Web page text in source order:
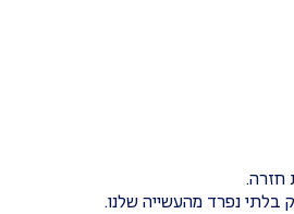
חזרה.
בלתי נפרד מהעשייה שלנו.